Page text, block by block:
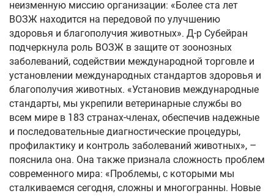
неизменную миссию организации: «Более ста лет
ВОЗЖ находится на передовой по улучшению
здоровья и благополучия животных». Д-р Субейран
подчеркнула роль ВОЗЖ в защите от зоонозных
заболеваний, содействии международной торговле и
установлении международных стандартов здоровья и
благополучия животных. «Установив международные
стандарты, мы укрепили ветеринарные службы во
всем мире в 183 странах-членах, обеспечив надежные
и последовательные диагностические процедуры,
профилактику и контроль заболеваний животных», –
пояснила она. Она также признала сложность проблем
современного мира: «Проблемы, с которыми мы
сталкиваемся сегодня, сложны и многогранны. Новые